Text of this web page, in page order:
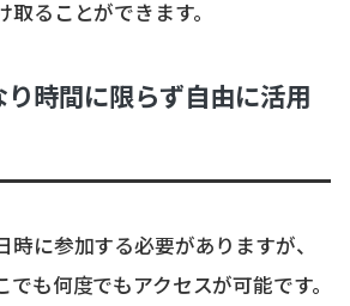
ることができます。
時間に限らず自由に活用
時に参加する必要がありますが、
も何度でもアクセスが可能です。